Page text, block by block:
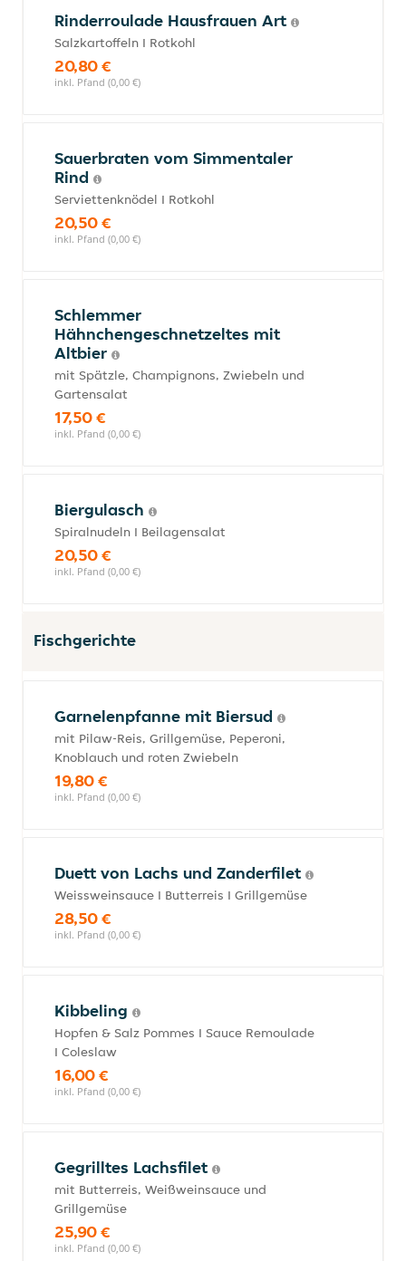
Rinderroulade Hausfrauen Art
Salzkartoffeln I Rotkohl
20,80 €
inkl. Pfand (0,00 €)
Sauerbraten vom Simmentaler
Rind
Serviettenknödel I Rotkohl
20,50 €
inkl. Pfand (0,00 €)
Schlemmer
Hähnchengeschnetzeltes mit
Altbier
mit Spätzle, Champignons, Zwiebeln und
Gartensalat
17,50 €
inkl. Pfand (0,00 €)
Biergulasch
Spiralnudeln I Beilagensalat
20,50 €
inkl. Pfand (0,00 €)
Fischgerichte
Garnelenpfanne mit Biersud
mit Pilaw-Reis, Grillgemüse, Peperoni,
Knoblauch und roten Zwiebeln
19,80 €
inkl. Pfand (0,00 €)
Duett von Lachs und Zanderfilet
Weissweinsauce I Butterreis I Grillgemüse
28,50 €
inkl. Pfand (0,00 €)
Kibbeling
Hopfen & Salz Pommes I Sauce Remoulade
I Coleslaw
16,00 €
inkl. Pfand (0,00 €)
Gegrilltes Lachsfilet
mit Butterreis, Weißweinsauce und
Grillgemüse
25,90 €
inkl. Pfand (0,00 €)